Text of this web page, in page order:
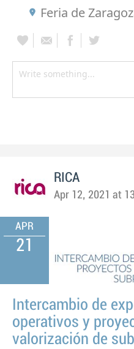
Feria de
RICA
Apr 12, 2021 at
APR
21
Intercambio de
operativos y
valorización de